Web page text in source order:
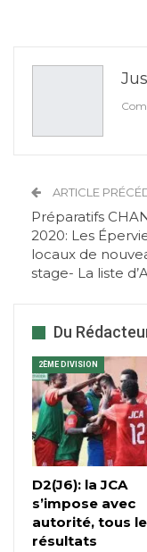
ARTICLE
Préparatifs
2020: Les
locaux de
stage- La liste
Du
2ÈME DIVISION
D2(J6): la JCA
s’impose avec
autorité, tous
résultats